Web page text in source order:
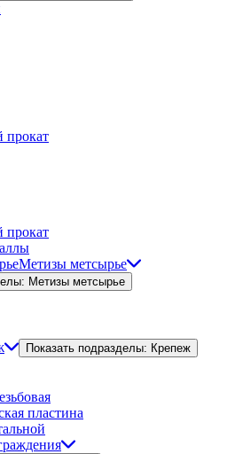
прокат
прокат
Метизы метсырье
Метизы метсырье
Показать подразделы: Крепеж
пластина